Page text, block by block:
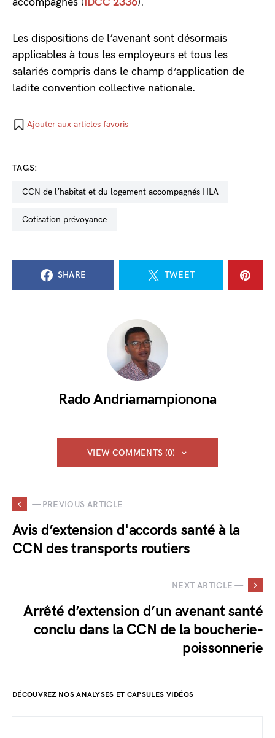
Les dispositions de l’avenant sont désormais
applicables à tous les employeurs et tous les
salariés compris dans le champ d’application de
ladite convention collective nationale.
Ajouter aux articles favoris
TAGS:
CCN de l’habitat et du logement accompagnés HLA
cotisation prévoyance
SHARE TWEET
Rado Andriamampionona
VIEW COMMENTS (0)
— PREVIOUS ARTICLE
Avis d’extension d'accords santé à la
CCN des transports routiers
NEXT ARTICLE —
Arrêté d’extension d’un avenant santé
conclu dans la CCN de la boucherie-
poissonnerie
DÉCOUVREZ NOS ANALYSES ET CAPSULES VIDÉOS